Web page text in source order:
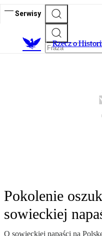
Serwisy
Rzecz o
Pokolenie
sowieckiej
O sowieckiej napaści na